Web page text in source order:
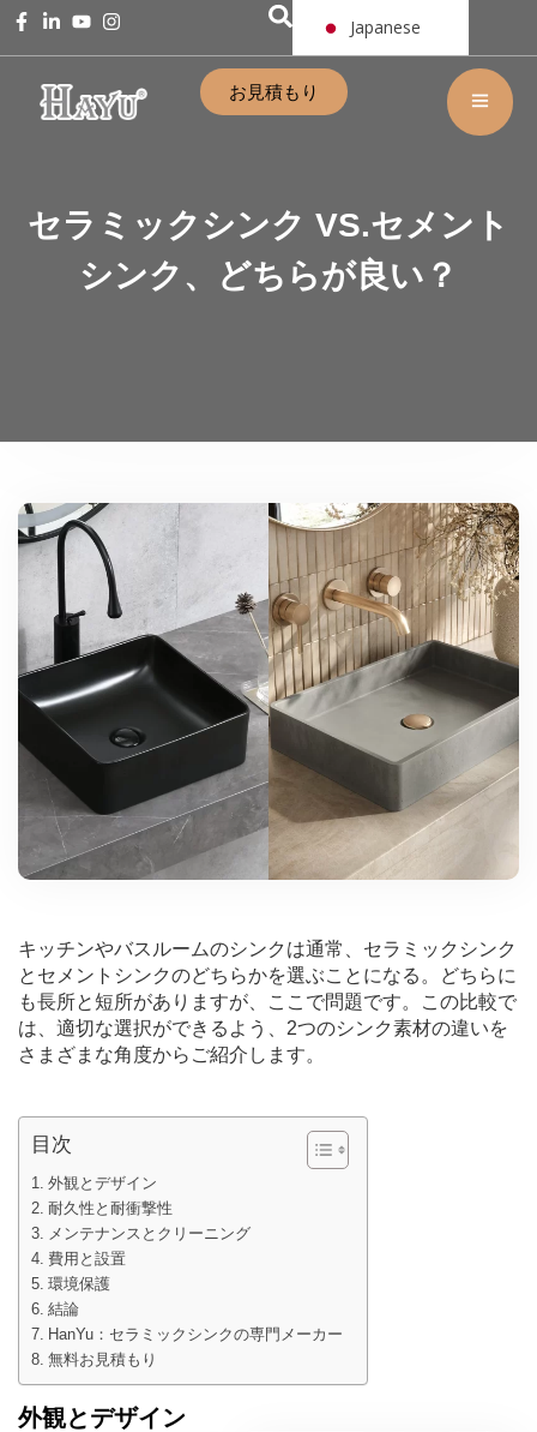
Japanese
お見積もり
セラミックシンク VS.セメント
シンク、どちらが良い？
キッチンやバスルームのシンクは通常、セラミックシンク
とセメントシンクのどちらかを選ぶことになる。どちらに
も長所と短所がありますが、ここで問題です。この比較で
は、適切な選択ができるよう、2つのシンク素材の違いを
さまざまな角度からご紹介します。
目次
外観とデザイン
耐久性と耐衝撃性
メンテナンスとクリーニング
費用と設置
環境保護
結論
HanYu：セラミックシンクの専門メーカー
無料お見積もり
外観とデザイン